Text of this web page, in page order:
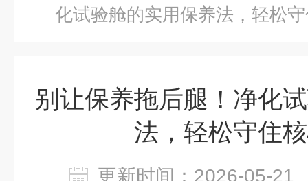
化试验舱的实用保养法，轻松
别让保养拖后腿！净化
法，轻松守住
更新时间：2026-05-